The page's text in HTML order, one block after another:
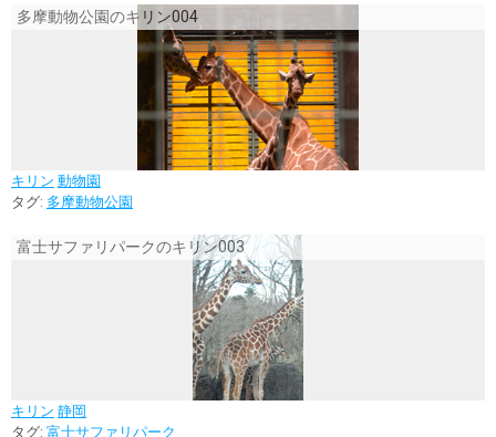
多摩動物公園のキリン004
キリン 動物園
タグ: 多摩動物公園
富士サファリパークのキリン003
キリン 静岡
タグ: 富士サファリパーク